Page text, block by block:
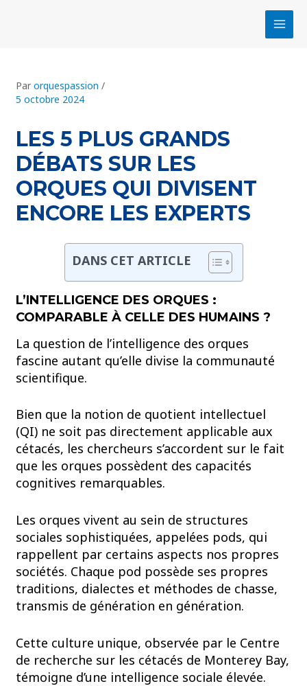
LES 5 PLUS GRANDS
DÉBATS SUR LES
ORQUES QUI DIVISENT
ENCORE LES EXPERTS
Parorquespassion/
5 octobre 2024
DANS CET ARTICLE
L’INTELLIGENCE DES ORQUES :
COMPARABLE À CELLE DES HUMAINS ?
La question de l’intelligence des orques
fascine autant qu’elle divise la communauté
scientifique.
Bien que la notion de quotient intellectuel
(QI) ne soit pas directement applicable aux
cétacés, les chercheurs s’accordent sur le fait
que les orques possèdent des capacités
cognitives remarquables.
Les orques vivent au sein de structures
sociales sophistiquées, appelées pods, qui
rappellent par certains aspects nos propres
sociétés. Chaque pod possède ses propres
traditions, dialectes et méthodes de chasse,
transmis de génération en génération.
Cette culture unique, observée par le Centre
de recherche sur les cétacés de Monterey Bay,
témoigne d’une intelligence sociale élevée.